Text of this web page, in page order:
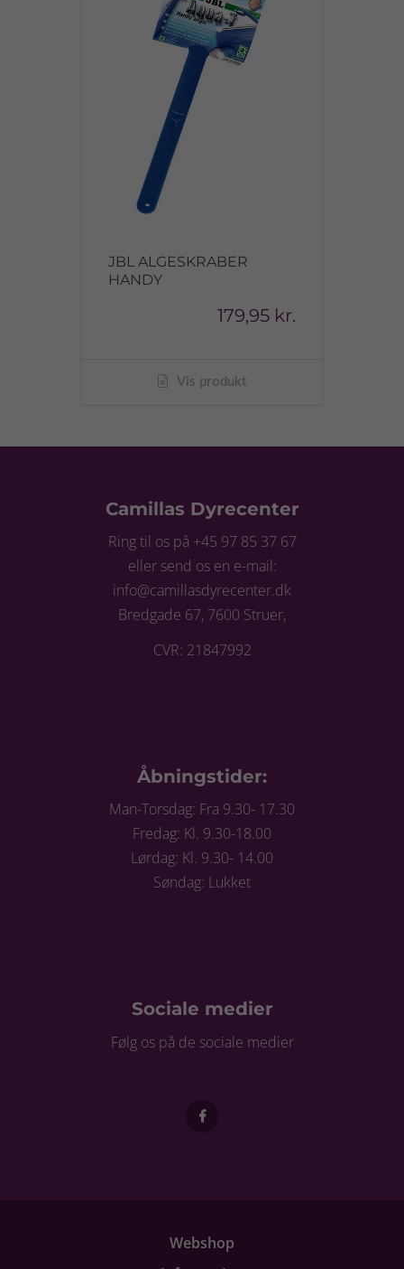
JBL ALGESKRABER
HANDY
179,95 kr.
Vis produkt
Camillas Dyrecenter
Ring til os på +45 97 85 37 67
eller send os en e-mail:
info@camillasdyrecenter.dk
Bredgade 67, 7600 Struer,
CVR: 21847992
Åbningstider:
Man-Torsdag: Fra 9.30- 17.30
Fredag: Kl. 9.30-18.00
Lørdag: Kl. 9.30- 14.00
Søndag: Lukket
Sociale medier
Følg os på de sociale medier
Webshop